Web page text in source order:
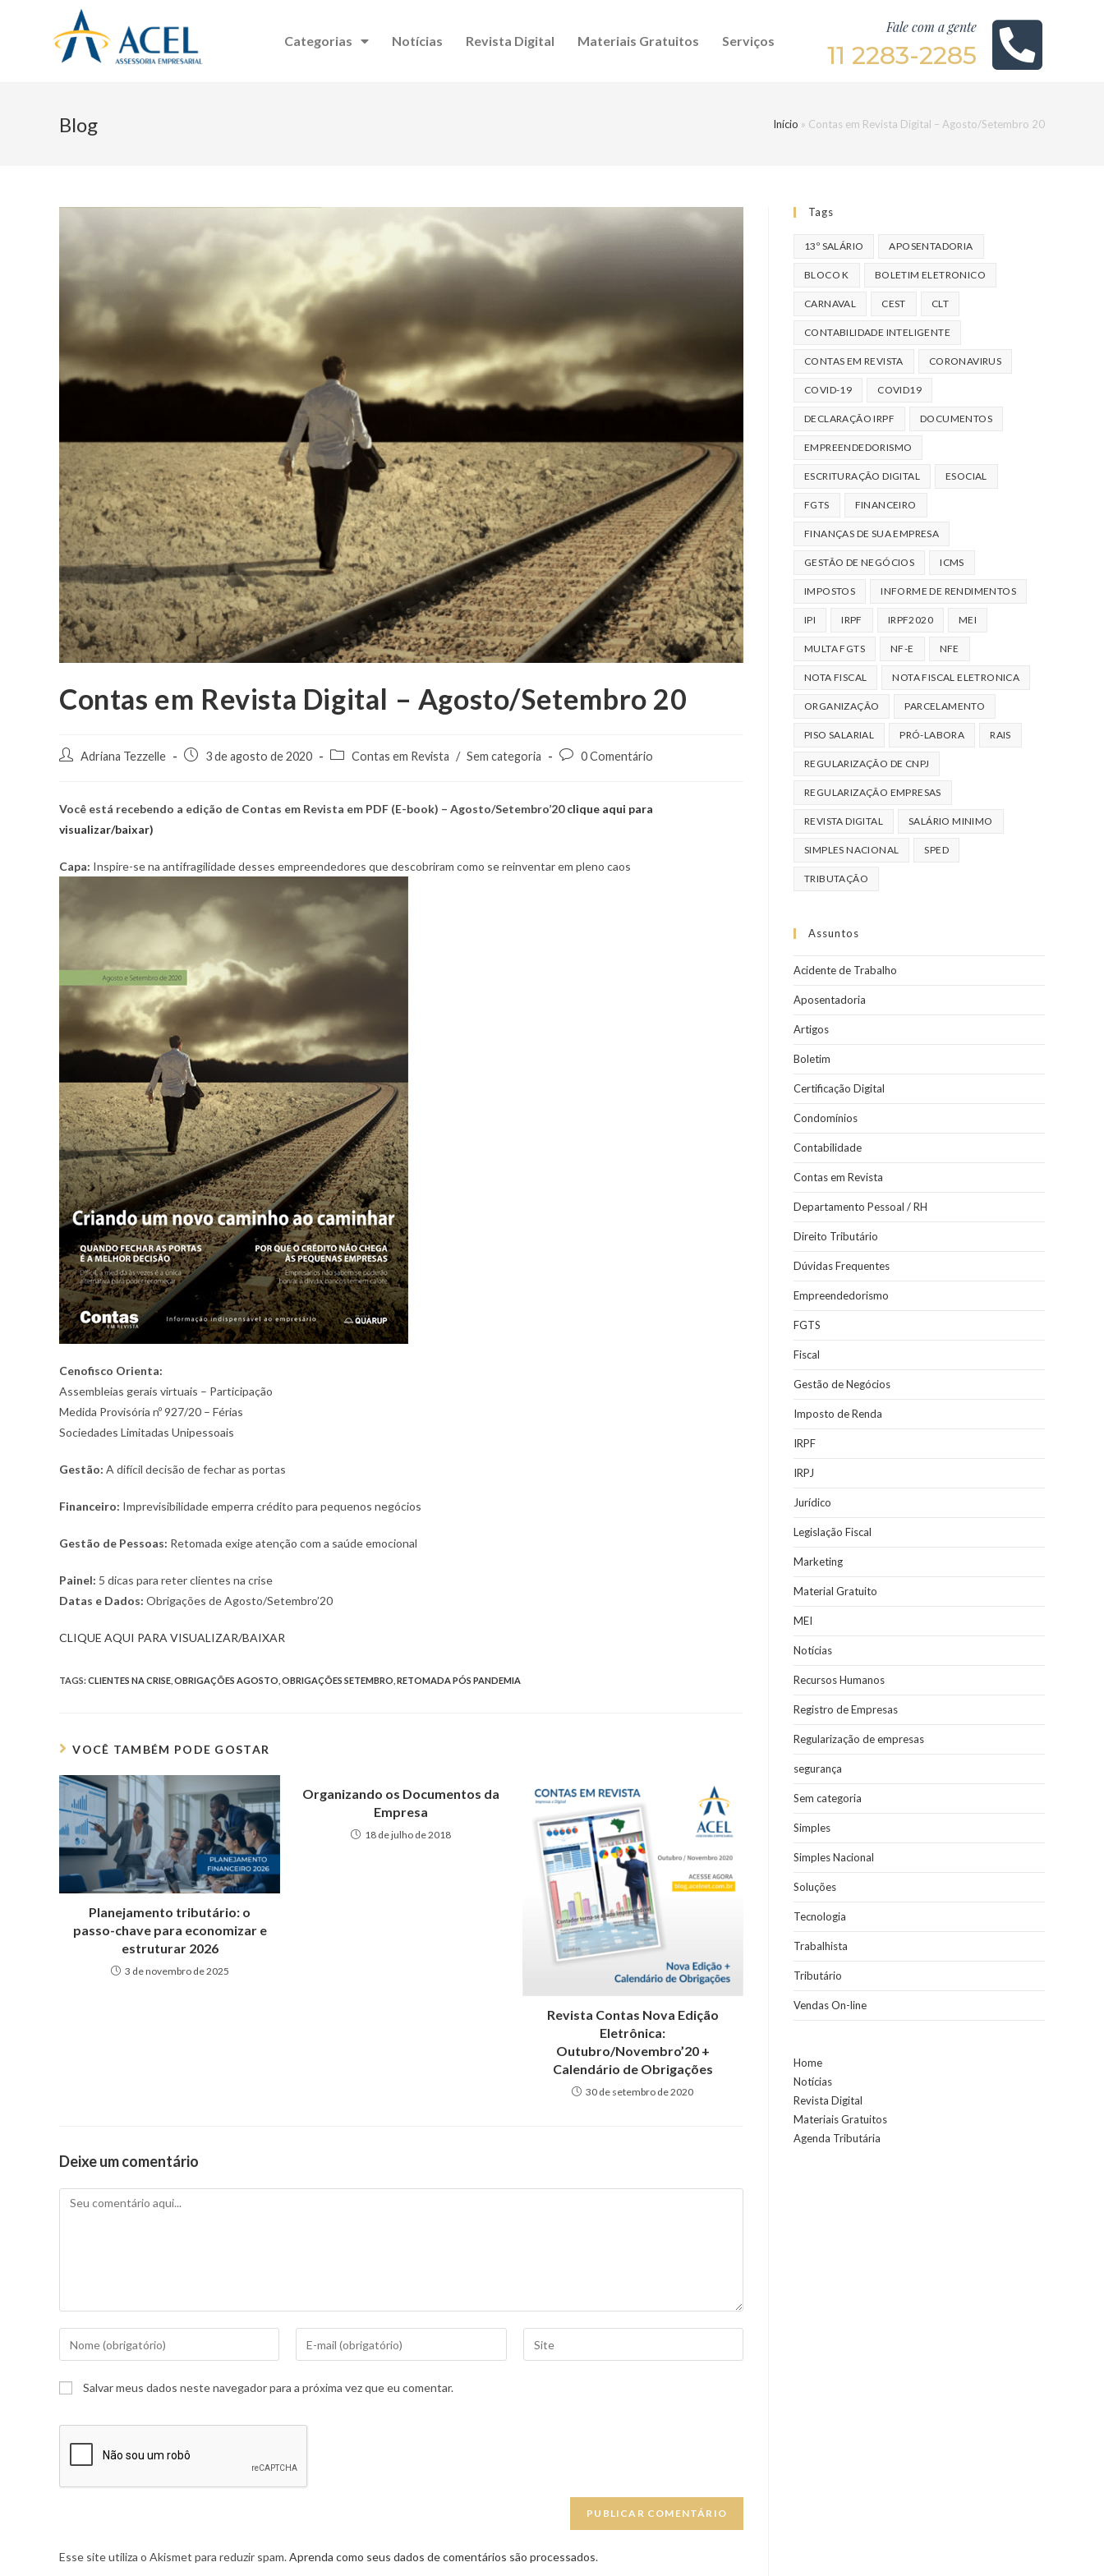
Categorias Notícias Revista Digital Materiais Gratuitos Serviços
Fale com a gente
11 2283-2285
Blog Início » Contas em Revista Digital – Agosto/Setembro 20
Contas em Revista Digital – Agosto/Setembro 20
Adriana Tezzelle 3 de agosto de 2020 Contas em Revista / Sem categoria 0 Comentário
Você está recebendo a edição de Contas em Revista em PDF (E-book) – Agosto/Setembro’20clique aqui para
visualizar/baixar)
Capa: Inspire-se na antifragilidade desses empreendedores que descobriram como se reinventar em pleno caos
Cenofisco Orienta:
Assembleias gerais virtuais – Participação
Medida Provisória nº 927/20 – Férias
Sociedades Limitadas Unipessoais
Gestão: A difícil decisão de fechar as portas
Financeiro: Imprevisibilidade emperra crédito para pequenos negócios
Gestão de Pessoas: Retomada exige atenção com a saúde emocional
Painel: 5 dicas para reter clientes na crise
Datas e Dados: Obrigações de Agosto/Setembro’20
CLIQUE AQUI PARA VISUALIZAR/BAIXAR
TAGS:CLIENTES NA CRISE OBRIGAÇÕES AGOSTO OBRIGAÇÕES SETEMBRO RETOMADA PÓS PANDEMIA
VOCÊ TAMBÉM PODE GOSTAR
Planejamento tributário: o
passo-chave para economizar e
estruturar 2026
3 de novembro de 2025
Organizando os Documentos da
Empresa
18 de julho de 2018
Revista Contas Nova Edição
Eletrônica:
Outubro/Novembro’20 +
Calendário de Obrigações
30 de setembro de 2020
Deixe um comentário
Salvar meus dados neste navegador para a próxima vez que eu comentar.
Esse site utiliza o Akismet para reduzir spam.Aprenda como seus dados de comentários são processados.
Tags
13º SALÁRIO APOSENTADORIA
BLOCO K BOLETIM ELETRONICO
CARNAVAL CEST CLT
CONTABILIDADE INTELIGENTE
CONTAS EM REVISTA CORONAVIRUS
COVID-19 COVID19
DECLARAÇÃO IRPF DOCUMENTOS
EMPREENDEDORISMO
ESCRITURAÇÃO DIGITAL ESOCIAL
FGTS FINANCEIRO
FINANÇAS DE SUA EMPRESA
GESTÃO DE NEGÓCIOS ICMS
IMPOSTOS INFORME DE RENDIMENTOS
IPI IRPF IRPF2020 MEI
MULTA FGTS NF-E NFE
NOTA FISCAL NOTA FISCAL ELETRONICA
ORGANIZAÇÃO PARCELAMENTO
PISO SALARIAL PRÓ-LABORA RAIS
REGULARIZAÇÃO DE CNPJ
REGULARIZAÇÃO EMPRESAS
REVISTA DIGITAL SALÁRIO MINIMO
SIMPLES NACIONAL SPED
TRIBUTAÇÃO
Assuntos
Acidente de Trabalho
Aposentadoria
Artigos
Boletim
Certificação Digital
Condomínios
Contabilidade
Contas em Revista
Departamento Pessoal / RH
Direito Tributário
Dúvidas Frequentes
Empreendedorismo
FGTS
Fiscal
Gestão de Negócios
Imposto de Renda
IRPF
IRPJ
Jurídico
Legislação Fiscal
Marketing
Material Gratuito
MEI
Notícias
Recursos Humanos
Registro de Empresas
Regularização de empresas
segurança
Sem categoria
Simples
Simples Nacional
Soluções
Tecnologia
Trabalhista
Tributário
Vendas On-line
Home
Notícias
Revista Digital
Materiais Gratuitos
Agenda Tributária